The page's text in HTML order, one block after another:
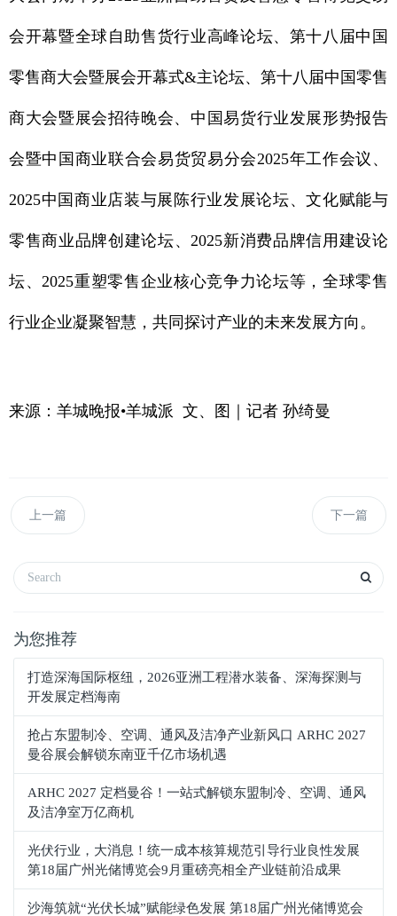
会开幕暨全球自助售货行业高峰论坛、第十八届中国
零售商大会暨展会开幕式&主论坛、第十八届中国零售
商大会暨展会招待晚会、中国易货行业发展形势报告
会暨中国商业联合会易货贸易分会2025年工作会议、
2025中国商业店装与展陈行业发展论坛、文化赋能与
零售商业品牌创建论坛、2025新消费品牌信用建设论
坛、2025重塑零售企业核心竞争力论坛等，全球零售
行业企业凝聚智慧，共同探讨产业的未来发展方向。
来源：羊城晚报•羊城派 文、图｜记者 孙绮曼
上一篇 下一篇
为您推荐
打造深海国际枢纽，2026亚洲工程潜水装备、深海探测与
开发展定档海南
抢占东盟制冷、空调、通风及洁净产业新风口 ARHC 2027
曼谷展会解锁东南亚千亿市场机遇
ARHC 2027 定档曼谷！一站式解锁东盟制冷、空调、通风
及洁净室万亿商机
光伏行业，大消息！统一成本核算规范引导行业良性发展
第18届广州光储博览会9月重磅亮相全产业链前沿成果
沙海筑就“光伏长城”赋能绿色发展 第18届广州光储博览会